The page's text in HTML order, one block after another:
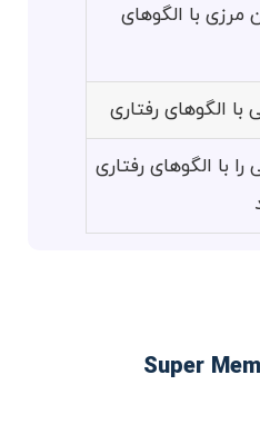
مرزی با الگوهای
با الگوهای رفتاری
با الگوهای رفتاری